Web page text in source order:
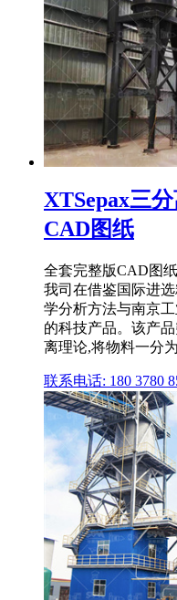
XTSepax三
CAD图纸
全套完整版CAD图
我司在借鉴国际进
学分析方法与南京
的科技产品。该产
离理论,将物料一分
联系电话: 180 3780